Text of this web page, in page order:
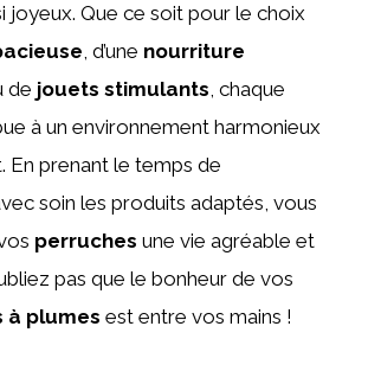
joyeux. Que ce soit pour le choix
, d’une nourriture
de jouets stimulants, chaque
à un environnement harmonieux
En prenant le temps de
soin les produits adaptés, vous
perruches une vie agréable et
pas que le bonheur de vos
à plumes est entre vos mains !